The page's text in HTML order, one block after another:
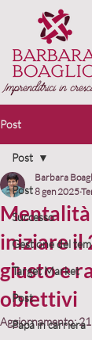
Post
Post
Successo
Gestione del
Target Market
Post
Papà in carriera
Post
Mentalità
iniziare il
giusto e
obiettivi
Barbara
8 gen 2025
Aggiornamento: